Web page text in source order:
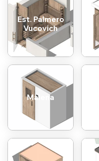
Est. Palmero
Vucovich
Malena